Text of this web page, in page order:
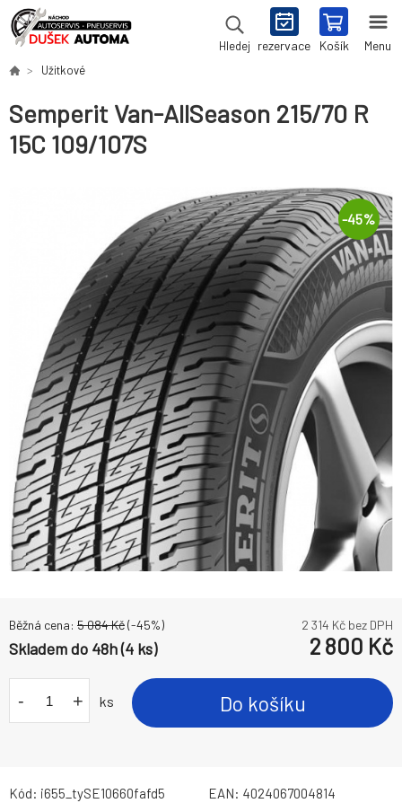
Hledej rezervace Košík Menu
Užitkové
Semperit Van-AllSeason 215/70 R
15C 109/107S
-45%
Běžná cena: 5 084Kč(-45%) 2 314 Kč bez DPH
Skladem do 48h (4 ks) 2 800 Kč
- + ks Do košíku
Kód: i655_tySE10660fafd5 EAN: 4024067004814